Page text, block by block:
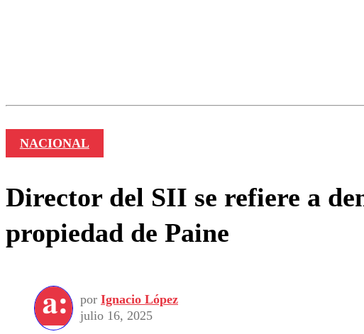
NACIONAL
Director del SII se refiere a
propiedad de Paine
por Ignacio López
julio 16, 2025